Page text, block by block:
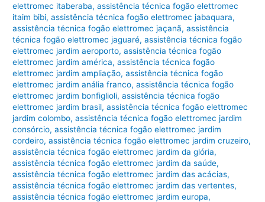
elettromec itaberaba,assistência técnica fogão elettromec
itaim bibi,assistência técnica fogão elettromec jabaquara,
assistência técnica fogão elettromec jaçanã,assistência
técnica fogão elettromec jaguaré,assistência técnica fogão
elettromec jardim aeroporto,assistência técnica fogão
elettromec jardim américa,assistência técnica fogão
elettromec jardim ampliação,assistência técnica fogão
elettromec jardim anália franco,assistência técnica fogão
elettromec jardim bonfiglioli,assistência técnica fogão
elettromec jardim brasil,assistência técnica fogão elettromec
jardim colombo,assistência técnica fogão elettromec jardim
consórcio,assistência técnica fogão elettromec jardim
cordeiro,assistência técnica fogão elettromec jardim cruzeiro,
assistência técnica fogão elettromec jardim da glória,
assistência técnica fogão elettromec jardim da saúde,
assistência técnica fogão elettromec jardim das acácias,
assistência técnica fogão elettromec jardim das vertentes,
assistência técnica fogão elettromec jardim europa,